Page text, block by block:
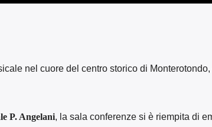
nel cuore del centro storico di
P. Angelani, la sala conferenze si è riempita di